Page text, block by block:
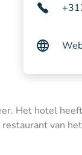
Het hotel
van